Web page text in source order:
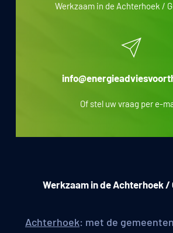
Werkzaam in de Achterhoek /
Of stel uw vraag per e-
Werkzaam in de Achterhoek /
Achterhoek: met de